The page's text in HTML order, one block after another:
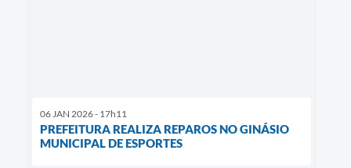
06 JAN 2026 - 17h11
PREFEITURA REALIZA REPAROS NO GINÁSIO
MUNICIPAL DE ESPORTES